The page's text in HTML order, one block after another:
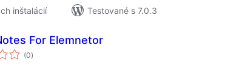
inštalácií
Testované s 7.0.3
For Elemnetor
(0celkové
hodnotenie
)